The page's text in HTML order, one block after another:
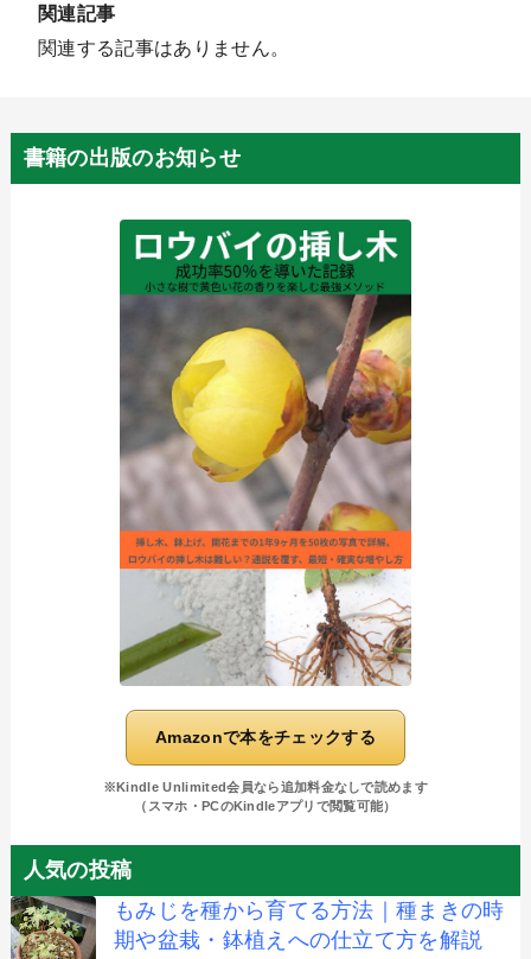
関連記事
関連する記事はありません。
書籍の出版のお知らせ
Amazonで本をチェックする
※Kindle Unlimited会員なら追加料金なしで読めます
（スマホ・PCのKindleアプリで閲覧可能）
人気の投稿
もみじを種から育てる方法｜種まきの時
期や盆栽・鉢植えへの仕立て方を解説